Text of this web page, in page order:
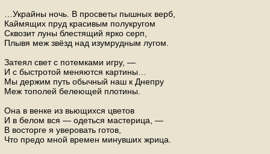
…Украйны ночь. В просветы пышных верб,
Каймящих пруд красивым полукругом
Сквозит луны блестящий ярко серп,
Плывя меж звёзд над изумрудным лугом.
Затеял свет с потемками игру, —
И с быстротой меняются картины…
Мы держим путь обычный наш к Днепру
Меж тополей белеющей плотины.
Она в венке из вьющихся цветов
И в белом вся — одеться мастерица, —
В восторге я уверовать готов,
Что предо мной времен минувших жрица.